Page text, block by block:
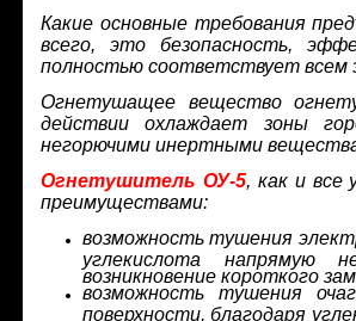
Какие основные требования
всего, это безопасность,
полностью соответствует всем
Огнетушащее вещество
действии охлаждает зоны
негорючими инертными
Огнетушитель ОУ-5, как и все
преимуществами:
возможность тушения
углекислота напрямую
возникновение короткого
возможность тушения
поверхности, благодаря